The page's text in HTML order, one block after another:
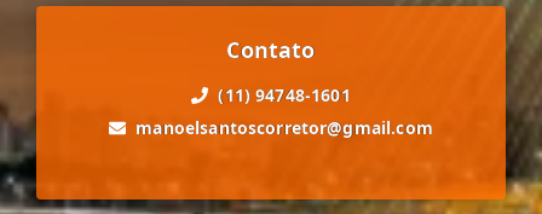
Contato
(11) 94748-1601
manoelsantoscorretor@gmail.com